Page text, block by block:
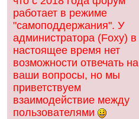
работает в режиме
"самоподдержания". У
администратора (Foxy) в
настоящее время нет
возможности отвечать на
ваши вопросы, но мы
приветствуем
взаимодействие между
пользователями